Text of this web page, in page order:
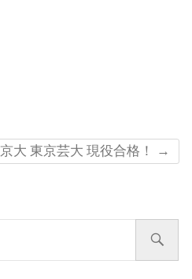
京大 東京芸大 現役合格！ →
索…